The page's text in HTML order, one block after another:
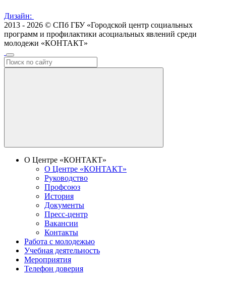
Дизайн:
2013 - 2026 © СПб ГБУ «Городской центр социальных
программ и профилактики асоциальных явлений среди
молодежи «КОНТАКТ»
О Центре «КОНТАКТ»
О Центре «КОНТАКТ»
Руководство
Профсоюз
История
Документы
Пресс-центр
Вакансии
Контакты
Работа с молодежью
Учебная деятельность
Мероприятия
Телефон доверия